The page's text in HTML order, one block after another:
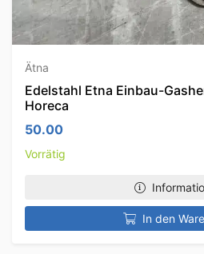
Ätna
Edelstahl Etna Einbau-
Horeca
50.00
Vorrätig
In den